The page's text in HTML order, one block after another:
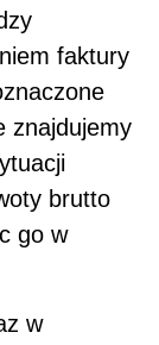
faktury
znajdujemy
brutto
go w
w